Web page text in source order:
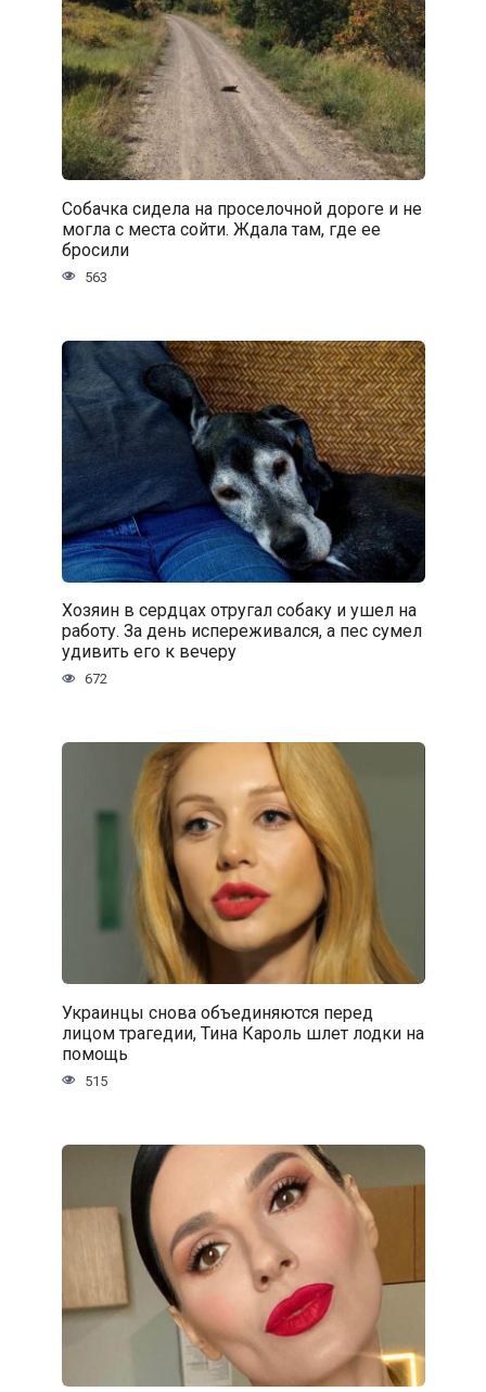
Собачка сидела на проселочной дороге и не
могла с места сойти. Ждала там, где ее
бросили
563
Хозяин в сердцах отругал собаку и ушел на
работу. За день испереживался, а пес сумел
удивить его к вечеру
672
Украинцы снова объединяются перед
лицом трагедии, Тина Кароль шлет лодки на
помощь
515